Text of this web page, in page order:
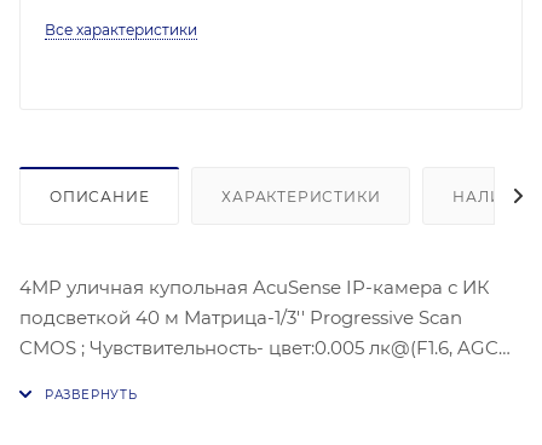
Все характеристики
ОПИСАНИЕ ХАРАКТЕРИСТИКИ НАЛИЧИЕ
4MP уличная купольная AcuSense IP-камера с ИК
подсветкой 40 м Матрица-1/3'' Progressive Scan
CMOS ; Чувствительность- цвет:0.005 лк@(F1.6, AGC